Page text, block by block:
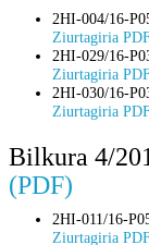
2HI-
Ziurtagiria
2HI-
Ziurtagiria
2HI-
Ziurtagiria
Bilkura 4/
(PDF)
2HI-
Ziurtagiria